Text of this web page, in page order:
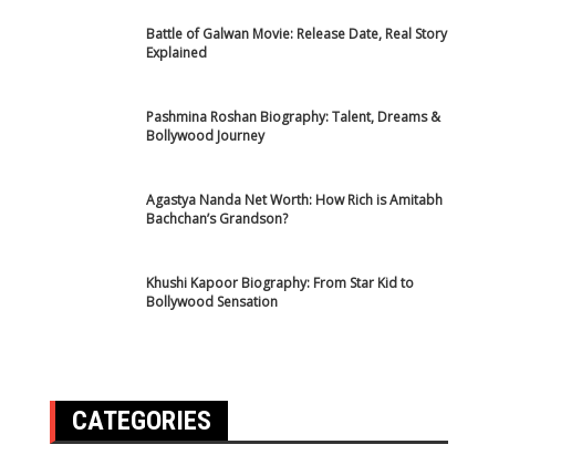
Battle of Galwan Movie: Release Date, Real Story
Explained
Pashmina Roshan Biography: Talent, Dreams &
Bollywood Journey
Agastya Nanda Net Worth: How Rich is Amitabh
Bachchan’s Grandson?
Khushi Kapoor Biography: From Star Kid to
Bollywood Sensation
CATEGORIES